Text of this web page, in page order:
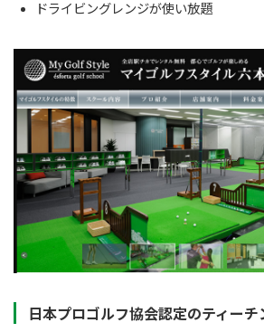
ドライビングレンジが使い放題
日本プロゴルフ協会認定のティー